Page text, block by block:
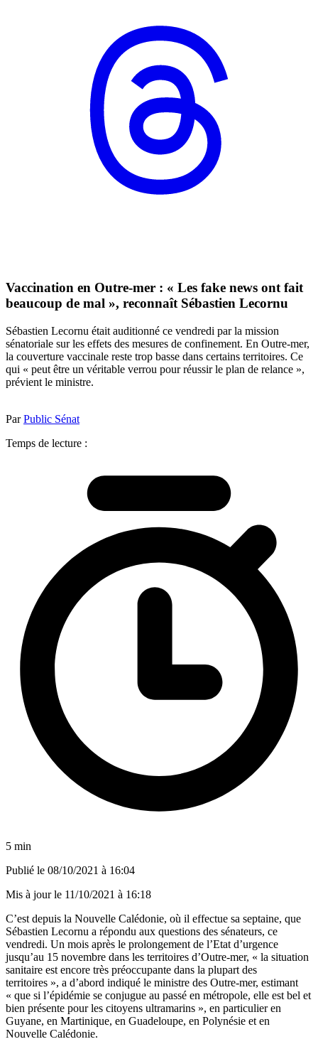
Vaccination en Outre-mer : « Les fake news ont fait
beaucoup de mal », reconnaît Sébastien Lecornu
Sébastien Lecornu était auditionné ce vendredi par la mission
sénatoriale sur les effets des mesures de confinement. En Outre-mer,
la couverture vaccinale reste trop basse dans certains territoires. Ce
qui « peut être un véritable verrou pour réussir le plan de relance »,
prévient le ministre.
ParPublic Sénat
Temps de lecture :
5 min
Publié le 08/10/2021 à 16:04
Mis à jour le 11/10/2021 à 16:18
C’est depuis la Nouvelle Calédonie, où il effectue sa septaine, que
Sébastien Lecornu a répondu aux questions des sénateurs, ce
vendredi. Un mois après le prolongement de l’Etat d’urgence
jusqu’au 15 novembre dans les territoires d’Outre-mer, « la situation
sanitaire est encore très préoccupante dans la plupart des
territoires », a d’abord indiqué le ministre des Outre-mer, estimant
« que si l’épidémie se conjugue au passé en métropole, elle est bel et
bien présente pour les citoyens ultramarins », en particulier en
Guyane, en Martinique, en Guadeloupe, en Polynésie et en
Nouvelle Calédonie.